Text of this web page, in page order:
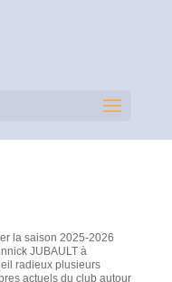
la saison 2025-2026
JUBAULT à
radieux plusieurs
actuels du club autour